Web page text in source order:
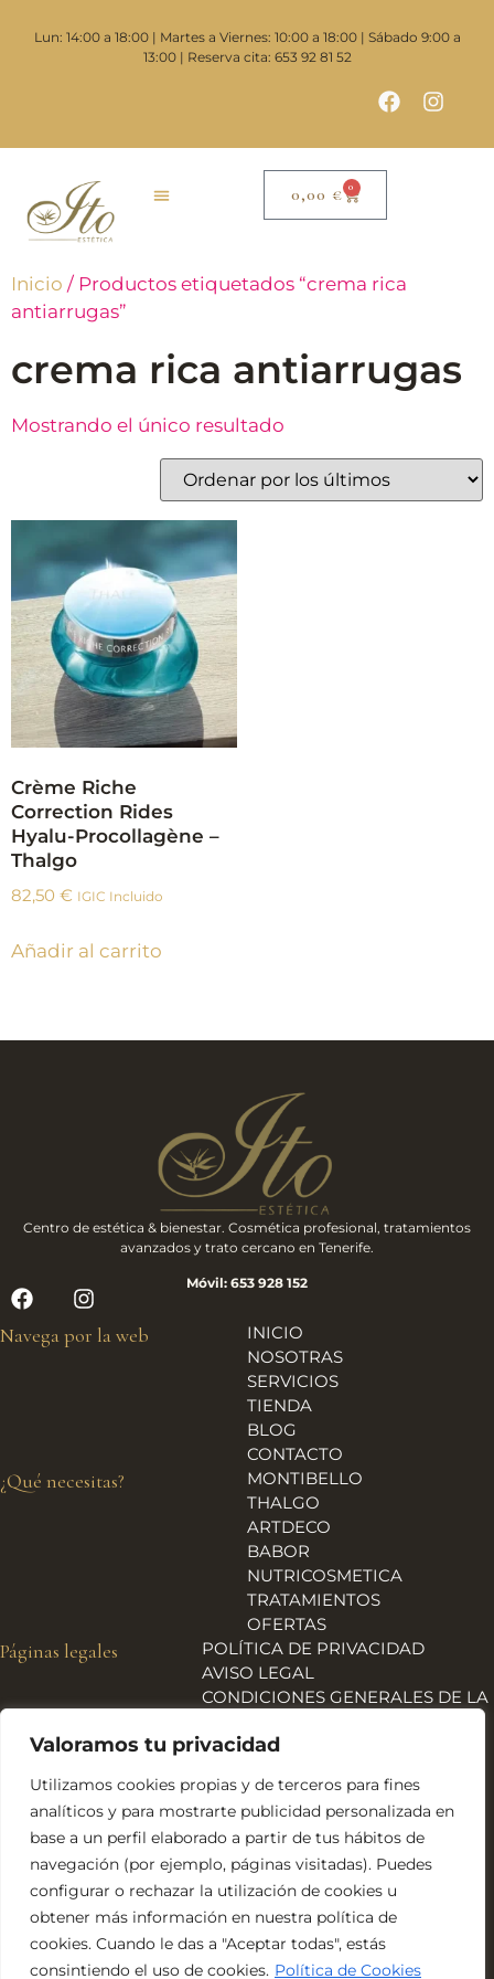
Valoramos tu privacidad
Utilizamos cookies propias y de terceros para fines
analíticos y para mostrarte publicidad personalizada en
base a un perfil elaborado a partir de tus hábitos de
navegación (por ejemplo, páginas visitadas). Puedes
configurar o rechazar la utilización de cookies u
obtener más información en nuestra política de
cookies. Cuando le das a "Aceptar todas", estás
consintiendo el uso de cookies. Política de Cookies
Lun: 14:00 a 18:00 | Martes a Viernes: 10:00 a 18:00 | Sábado 9:00 a
13:00 | Reserva cita: 653 92 81 52
0,00 € 0
Inicio / Productos etiquetados “crema rica
antiarrugas”
crema rica antiarrugas
Mostrando el único resultado
Crème Riche
Correction Rides
Hyalu-Procollagène –
Thalgo
82,50 € IGIC Incluido
Añadir al carrito
Centro de estética & bienestar. Cosmética profesional, tratamientos
avanzados y trato cercano en Tenerife.
Móvil: 653 928 152
Navega por la web
INICIO
NOSOTRAS
SERVICIOS
TIENDA
BLOG
CONTACTO
¿Qué necesitas?
MONTIBELLO
THALGO
ARTDECO
BABOR
NUTRICOSMETICA
TRATAMIENTOS
OFERTAS
Páginas legales
POLÍTICA DE PRIVACIDAD
AVISO LEGAL
CONDICIONES GENERALES DE LA
ENVÍOS, DEVOLUCIONES Y
POLÍTICA DE COOKIES
DECLARACIÓN DE
ACCESIBILIDAD
Financiado por la Unión Europea – NextGeneration EU